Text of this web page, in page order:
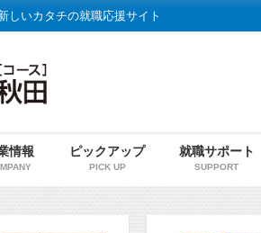
しいカタチの就職応援サイト
情報 ピックアップ
PICK UP
就職サポート
SUPPORT